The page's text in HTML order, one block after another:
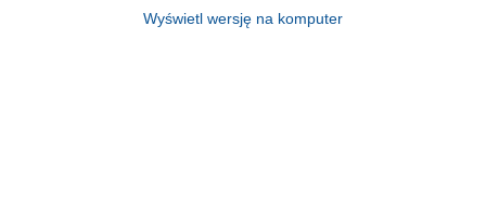
Wyświetl wersję na komputer